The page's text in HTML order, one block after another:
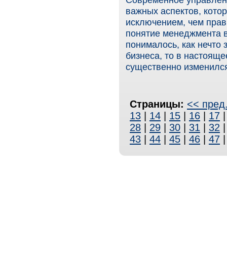
важных аспектов,
исключением, чем
понятие менеджмента
понималось, как нечто
бизнеса, то в
существенно
Страницы: <<
13
14 15 16 17
28
29 30 31 32
43
44 45 46 47